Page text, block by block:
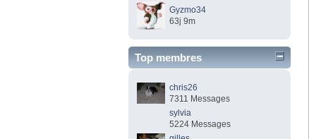
Gyzmo34
63j 9m
Top membres
chris26
7311 Messages
sylvia
5224 Messages